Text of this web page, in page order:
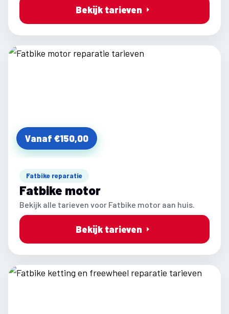
Bekijk tarieven
Vanaf €150,00
Fatbike reparatie
Fatbike motor
Bekijk alle tarieven voor Fatbike motor aan huis.
Bekijk tarieven